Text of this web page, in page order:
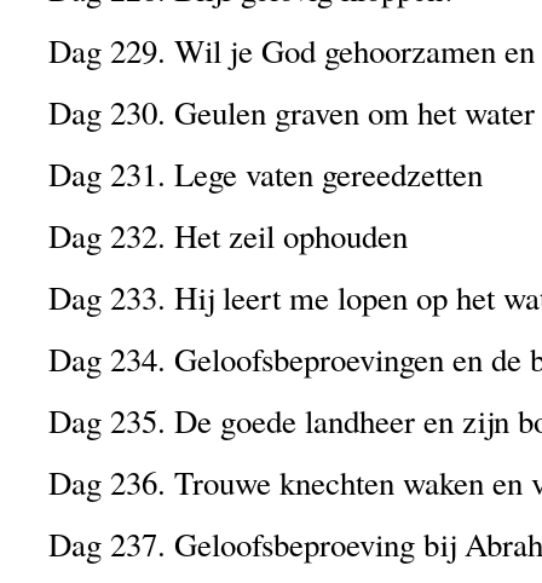
Dag 229. Wil je God gehoorzamen en
Dag 230. Geulen graven om het
Dag 231. Lege vaten gereedzetten
Dag 232. Het zeil ophouden
Dag 233. Hij leert me lopen op het
Dag 234. Geloofsbeproevingen en de
Dag 235. De goede landheer en zijn
Dag 236. Trouwe knechten waken en
Dag 237. Geloofsbeproeving bij